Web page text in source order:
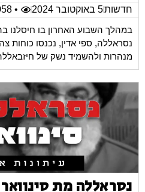
חדשות5 באוקטובר 2024
• 4,058
במהלך השבוע האחרון בו חיסלנו
נסראללה, ספי אדין, נכנסו כוחות
מנהרות ולהשמיד נשק של
נסראללה מת